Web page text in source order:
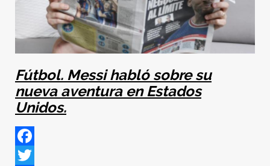
Fútbol. Messi habló sobre su
nueva aventura en Estados
Unidos.
Facebook